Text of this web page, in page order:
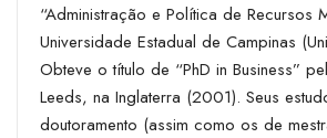
“Administração e Política de Recursos
Universidade Estadual de Campinas
Obteve o título de “PhD in Business”
Leeds, na Inglaterra (2001). Seus
doutoramento (assim como os de